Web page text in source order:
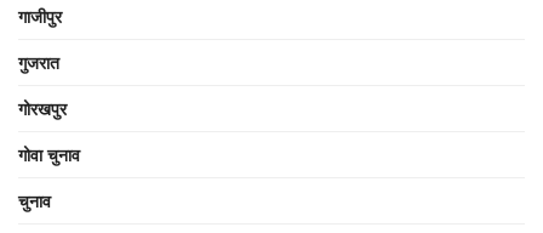
गाजीपुर
गुजरात
गोरखपुर
गोवा चुनाव
चुनाव